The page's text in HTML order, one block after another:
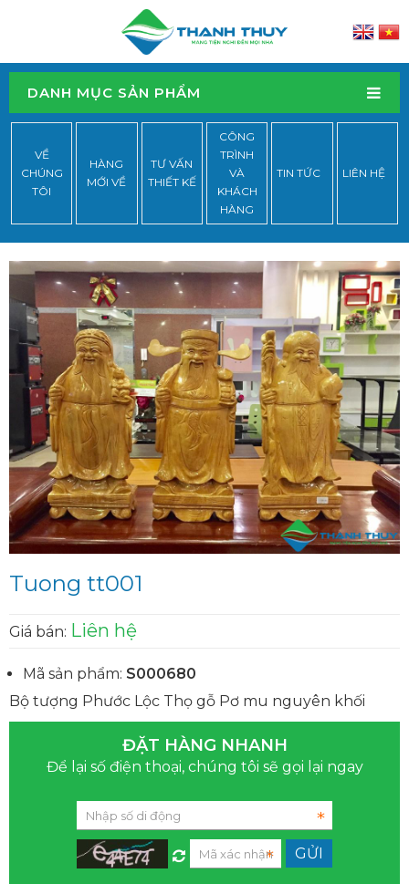
DANH MỤC SẢN PHẨM
VỀ
CHÚNG
TÔI
HÀNG
MỚI VỀ
TƯ VẤN
THIẾT KẾ
CÔNG
TRÌNH
VÀ
KHÁCH
HÀNG
TIN TỨC LIÊN HỆ
Tuong tt001
Giá bán: Liên hệ
Mã sản phẩm: S000680
Bộ tượng Phước Lộc Thọ gỗ Pơ mu nguyên khối
ĐẶT HÀNG NHANH
Để lại số điện thoại, chúng tôi sẽ gọi lại ngay